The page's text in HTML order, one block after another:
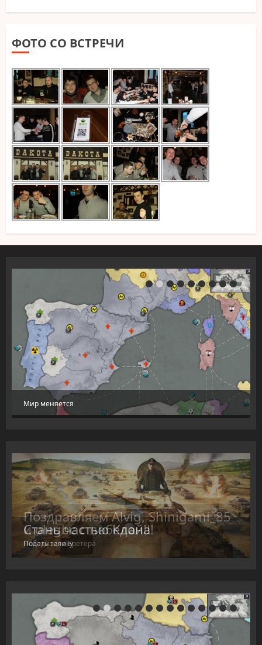
ФОТО СО ВСТРЕЧИ
Мир меняется
Поздравляем Alvig, Shinigami_85
и olegbc с победой!!!
Победители Бретера